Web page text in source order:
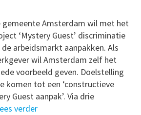
gemeente Amsterdam wil met het
‘Mystery Guest’ discriminatie
de arbeidsmarkt aanpakken. Als
wil Amsterdam zelf het
voorbeeld geven. Doelstelling
komen tot een ‘constructieve
Guest aanpak’. Via drie
verder